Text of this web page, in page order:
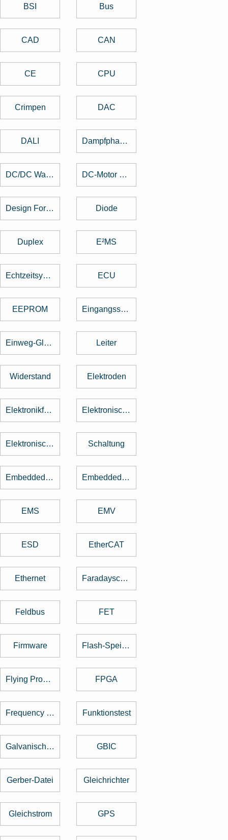
BSI Bus
CAD CAN
CE CPU
Crimpen DAC
DALI Dampfphasenlöten
DC/DC Wandler DC-Motor brushed
Design For Manufacturing Diode
Duplex E²MS
Echtzeitsystem ECU
EEPROM Eingangsspannung
Einweg-Gleichrichter Leiter
Widerstand Elektroden
Elektronikfertigung Elektronische Baugruppe
Elektronische Bauteile Schaltung
Embedded Software Embedded System
EMS EMV
ESD EtherCAT
Ethernet Faradayscher Käfig
Feldbus FET
Firmware Flash-Speicher
Flying Probe Test FPGA
Frequency Hopping Funktionstest
Galvanische Trennung GBIC
Gerber-Datei Gleichrichter
Gleichstrom GPS